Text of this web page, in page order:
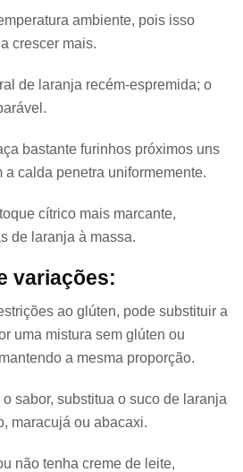
ambiente, pois isso
crescer mais.
de laranja recém-espremida; o
bastante furinhos próximos uns
a calda penetra uniformemente.
cítrico mais marcante,
de laranja à massa.
variações:
ao glúten, pode substituir a
uma mistura sem glúten ou
a mesma proporção.
sabor, substitua o suco de laranja
maracujá ou abacaxi.
não tenha creme de leite,